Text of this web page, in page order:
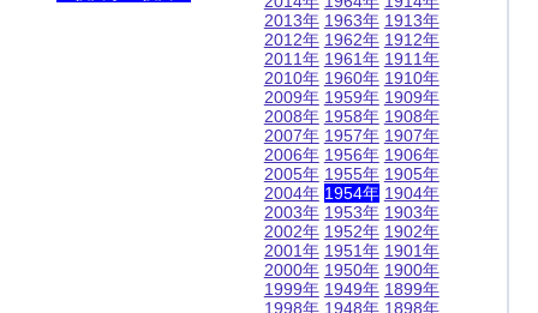
2013年
2012年
2011年
2010年
2009年
2008年
2007年
2006年
2005年
2004年
2003年
2002年
2001年
2000年
1999年
1998年
1963年
1962年
1961年
1960年
1959年
1958年
1957年
1956年
1955年
1954年
1953年
1952年
1951年
1950年
1949年
1948年
1913年
1912年
1911年
1910年
1909年
1908年
1907年
1906年
1905年
1904年
1903年
1902年
1901年
1900年
1899年
1898年